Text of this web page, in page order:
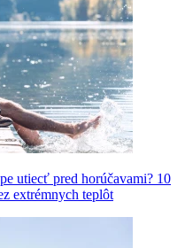
utiecť pred horúčavami? 10
extrémnych teplôt